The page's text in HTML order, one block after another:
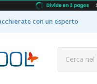
con un esperto